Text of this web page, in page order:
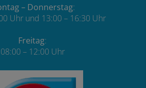
– Donnerstag:
Uhr und 13:00 – 16:30 Uhr
Freitag:
08:00 – 12:00 Uhr